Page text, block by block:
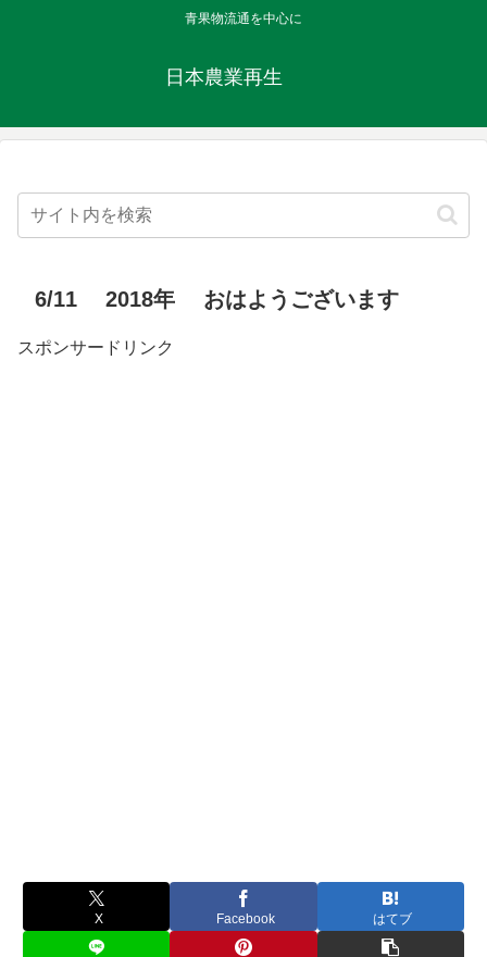
青果物流通を中心に
日本農業再生
6/11 2018年 おはようございます
スポンサードリンク
X Facebook はてブ